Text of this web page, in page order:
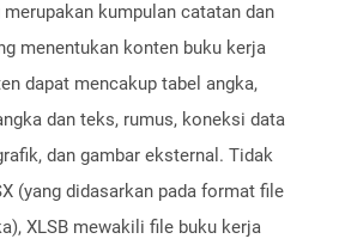
merupakan kumpulan catatan dan
menentukan konten buku kerja
dapat mencakup tabel angka,
dan teks, rumus, koneksi data
dan gambar eksternal. Tidak
(yang didasarkan pada format file
XLSB mewakili file buku kerja